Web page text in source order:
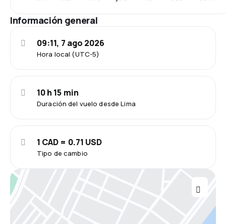
Información general
Hora local (UTC-5)
09:11, 7 ago 2026
Duración del vuelo desde Lima
10 h 15 min
Tipo de cambio
1 CAD = 0.71 USD